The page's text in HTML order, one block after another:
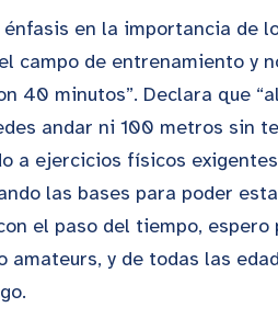
en la importancia de
campo de entrenamiento y
40 minutos”. Declara que
andar ni 100 metros sin
a ejercicios físicos
las bases para poder
el paso del tiempo,
amateurs, y de todas las